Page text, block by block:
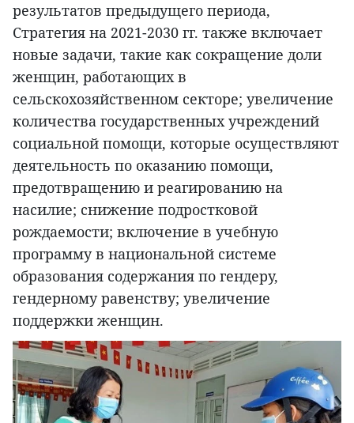
результатов предыдущего периода,
Стратегия на 2021-2030 гг. также включает
новые задачи, такие как сокращение доли
женщин, работающих в
сельскохозяйственном секторе; увеличение
количества государственных учреждений
социальной помощи, которые осуществляют
деятельность по оказанию помощи,
предотвращению и реагированию на
насилие; снижение подростковой
рождаемости; включение в учебную
программу в национальной системе
образования содержания по гендеру,
гендерному равенству; увеличение
поддержки женщин.